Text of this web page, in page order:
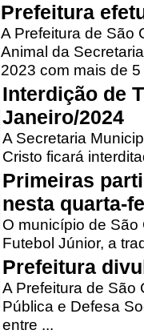
Prefeitura
A Prefeitura de São
Animal da
2023 com mais de 5
Interdição de
Janeiro/2024
A Secretaria
Cristo ficará
Primeiras
nesta quarta-
O município de
Futebol Júnior, a
Prefeitura
A Prefeitura de São
Pública e Defesa
entre ...